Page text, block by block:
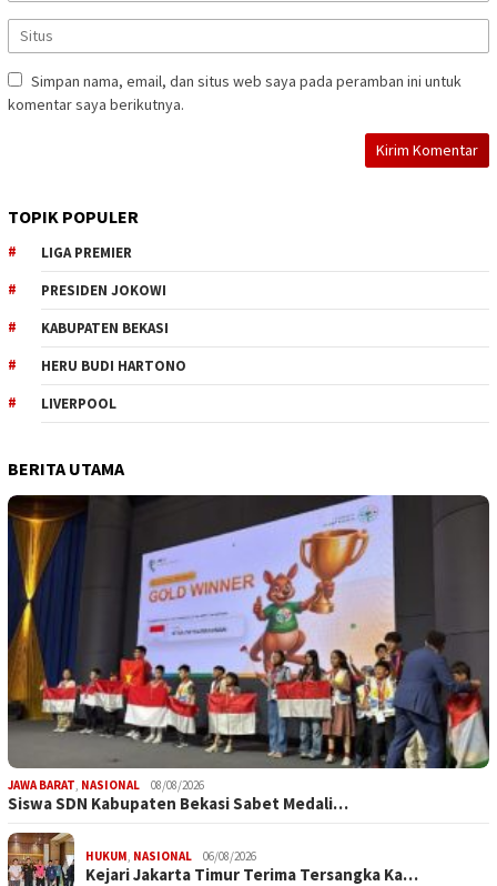
Simpan nama, email, dan situs web saya pada peramban ini untuk
komentar saya berikutnya.
TOPIK POPULER
LIGA PREMIER
PRESIDEN JOKOWI
KABUPATEN BEKASI
HERU BUDI HARTONO
LIVERPOOL
BERITA UTAMA
JAWA BARAT NASIONAL 08/08/2026
Siswa SDN Kabupaten Bekasi Sabet Medali…
HUKUM NASIONAL 06/08/2026
Kejari Jakarta Timur Terima Tersangka Ka…